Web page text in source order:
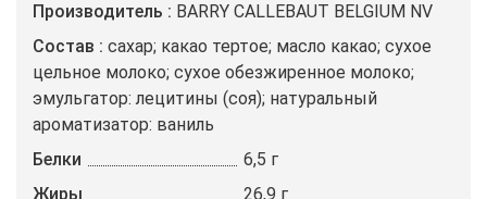
Производитель
BARRY CALLEBAUT BELGIUM NV
Состав
сахар; какао тертое; масло какао; сухое
цельное молоко; сухое обезжиренное молоко;
эмульгатор: лецитины (соя); натуральный
ароматизатор: ваниль
Белки
6,5 г
Жиры
26,9 г